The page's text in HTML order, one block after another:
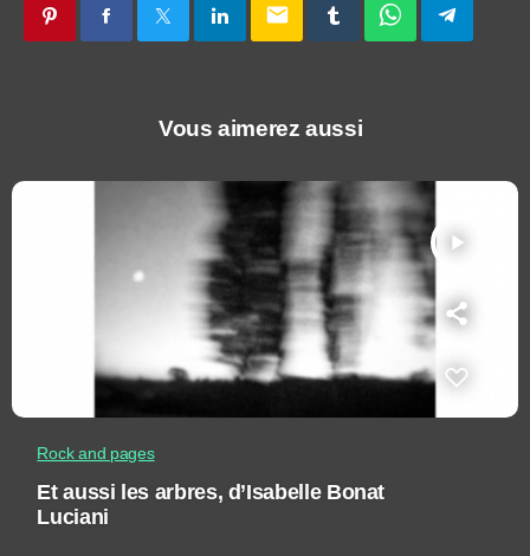
email
Vous aimerez aussi
play_arrow
Rock and pages
Et aussi les arbres, d’Isabelle Bonat
Luciani